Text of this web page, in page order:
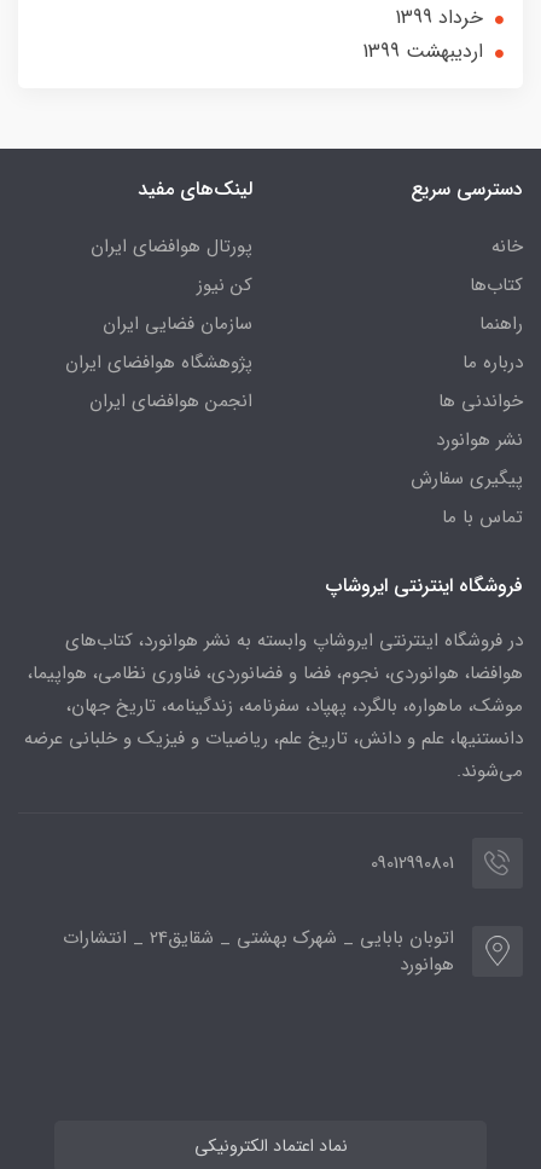
خرداد 1399
ارديبهشت 1399
دسترسی سریع
خانه
کتاب‌ها
راهنما
درباره ما
خواندنی ها
نشر هوانورد
پیگیری سفارش
تماس با ما
لینک‌های مفید
پورتال هوافضای ایران
کن نیوز
سازمان فضایی ایران
پژوهشگاه هوافضای ایران
انجمن هوافضای ایران
فروشگاه اینترنتی ایروشاپ
در فروشگاه اینترنتی ایروشاپ وابسته به نشر هوانورد، کتاب‌های
هوافضا، هوانوردی، نجوم، فضا و فضانوردی، فناوری نظامی، هواپیما،
موشک، ماهواره، بالگرد، پهپاد، سفرنامه، زندگینامه، تاریخ جهان،
دانستنیها، علم و دانش، تاریخ علم، ریاضیات و فیزیک و خلبانی عرضه
می‌شوند.
09012990801
اتوبان بابایی _ شهرک بهشتی _ شقایق24 _ انتشارات
هوانورد
نماد اعتماد الکترونیکی